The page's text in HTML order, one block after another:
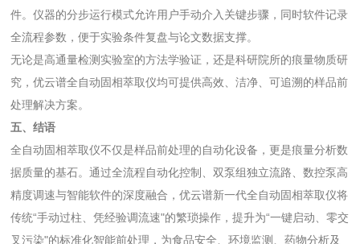
件。仪器的分步运行模式允许用户手动介入关键步骤，同时软件记录
全流程参数，便于实验条件复盘与论文数据支撑。
无论是高通量检测实验室的方法学验证，还是科研院所的痕量物质研
究，优云谱全自动固相萃取仪均可提供高效、洁净、可追溯的样品前
处理解决方案。
五、结语
全自动固相萃取仪不仅是样品前处理的自动化设备，更是痕量分析数
据质量的基石。通过全流程自动化控制、双泵组独立流路、数控泵高
精度调速与智能软件的深度融合，优云谱新一代全自动固相萃取仪将
传统“手动过柱、凭经验调流速"的繁琐操作，提升为“一键启动、零交
叉污染"的标准化智能前处理，为食品安全、环境监测、药物分析及